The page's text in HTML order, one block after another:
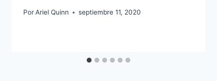
PorAriel Quinn septiembre 11, 2020